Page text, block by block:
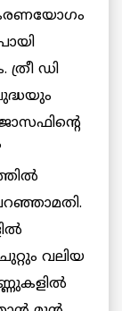
ഡി
വലിയ